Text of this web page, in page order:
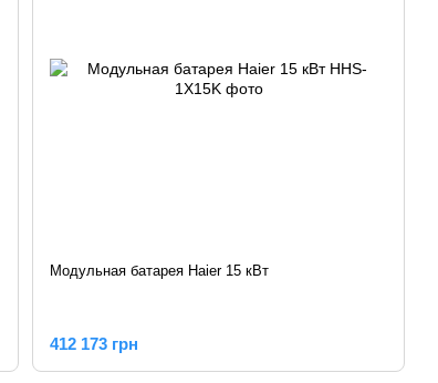
Модульная батарея Haier 15 кВт
412 173 грн